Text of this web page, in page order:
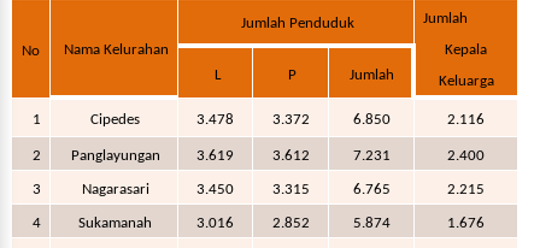
No Nama Kelurahan
Jumlah Penduduk
Jumlah
Kepala
Keluarga
L P Jumlah
1 Cipedes 3.478 3.372 6.850 2.116
2 Panglayungan 3.619 3.612 7.231 2.400
3 Nagarasari 3.450 3.315 6.765 2.215
4 Sukamanah 3.016 2.852 5.874 1.676